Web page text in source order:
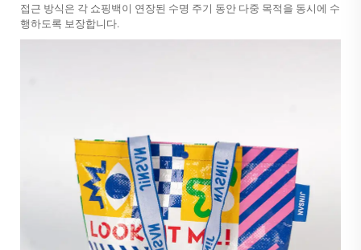
접근 방식은 각 쇼핑백이 연장된 수명 주기 동안 다중 목적을 동시에 수
행하도록 보장합니다.